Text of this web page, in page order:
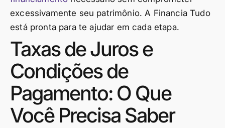
excessivamente seu patrimônio. A Financia Tudo
está pronta para te ajudar em cada etapa.
Taxas de Juros e
Condições de
Pagamento: O Que
Você Precisa Saber